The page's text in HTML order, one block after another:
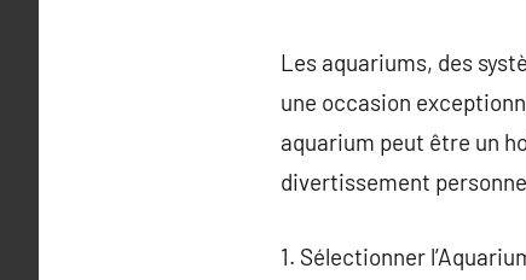
Les aquariums, des
une occasion
aquarium peut être un
divertissement
1. Sélectionner